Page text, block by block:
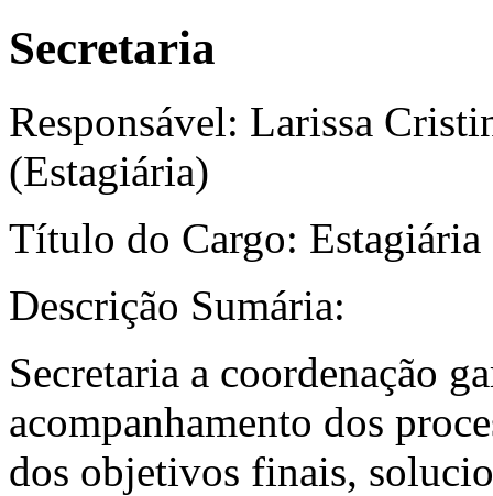
Secretaria
Responsável: Larissa
(Estagiária)
Título do Cargo: Estagiária
Descrição Sumária:
Secretaria a coordenação
acompanhamento dos
dos objetivos finais,